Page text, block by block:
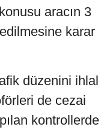
aracın 3
karar
düzenini ihlal
de cezai
kontrollerde